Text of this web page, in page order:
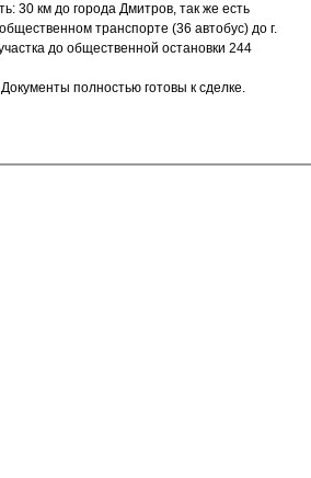
30 км до города Дмитров, так же есть
транспорте (36 автобус) до г.
до общественной остановки 244
полностью готовы к сделке.